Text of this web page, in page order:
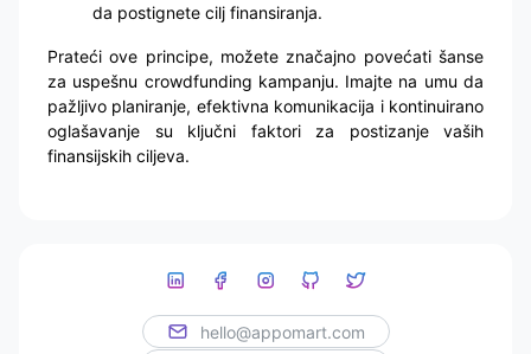
da postignete cilj finansiranja.
Prateći ove principe, možete značajno povećati šanse
za uspešnu crowdfunding kampanju. Imajte na umu da
pažljivo planiranje, efektivna komunikacija i kontinuirano
oglašavanje su ključni faktori za postizanje vaših
finansijskih ciljeva.
hello@appomart.com